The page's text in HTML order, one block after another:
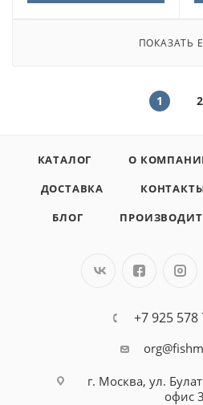
ПОКАЗАТЬ
1 2
КАТАЛОГ О
ДОСТАВКА
БЛОГ
+7 925 578
г. Москва, ул.
офис